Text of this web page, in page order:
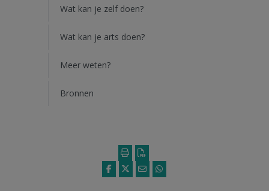
Wat kan je zelf doen?
Wat kan je arts doen?
Meer weten?
Bronnen